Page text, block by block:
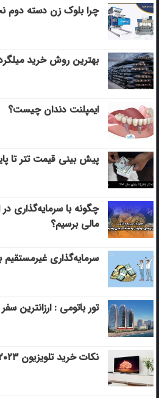
چرا بلوک زن دسته دوم
بهترین روش خرید میلگرد
ایمپلنت دندان چیست؟
پیش بینی قیمت تتر تا پایان
چگونه با سرمایه‌گذاری در
مالی برسیم؟
سرمایه‌گذاری
تور باتومی : ارزانترین سفر
نکات خرید تلویزیون ۲۰۲۳